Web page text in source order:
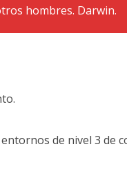
hombres. Darwin.
de nivel 3 de